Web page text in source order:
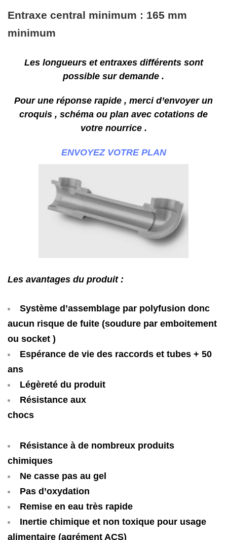
Entraxe central minimum : 165 mm
minimum
Les longueurs et entraxes différents sont
possible sur demande .
Pour une réponse rapide , merci d’envoyer un
croquis , schéma ou plan avec cotations de
votre nourrice .
ENVOYEZ VOTRE PLAN
Les avantages du produit :
Système d’assemblage par polyfusion donc
aucun risque de fuite (soudure par emboitement
ou socket )
Espérance de vie des raccords et tubes + 50
ans
Légèreté du produit
Résistance aux
Résistance à de nombreux produits
chimiques
Ne casse pas au gel
Pas d’oxydation
Remise en eau très rapide
Inertie chimique et non toxique pour usage
alimentaire (agrément ACS)